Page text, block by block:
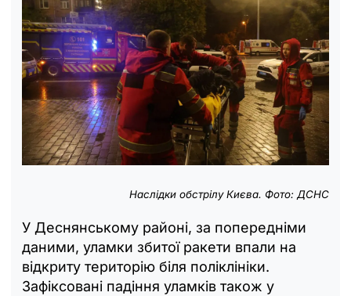
Наслідки обстрілу Києва. Фото: ДСНС
У Деснянському районі, за попередніми
даними, уламки збитої ракети впали на
відкриту територію біля поліклініки.
Зафіксовані падіння уламків також у